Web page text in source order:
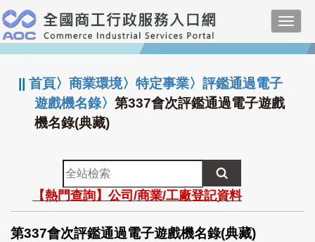
跳
到
主
要
:::
||首頁〉商業環境〉特定事業〉評鑑通過電子
遊戲機名錄〉第337會次評鑑通過電子遊戲
機名錄(典藏)
全
站
檢
索
【熱門查詢】公司/商業/工廠登記資料
第337會次評鑑通過電子遊戲機名錄(典藏)